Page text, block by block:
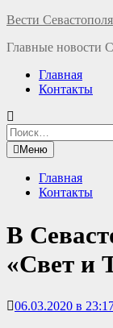
Перейти
содержимому
Вести Севастополя
Главные новости
Главная
Контакты
Найти:
Меню
Главная
Контакты
В
«Свет и
06.03.2020 в